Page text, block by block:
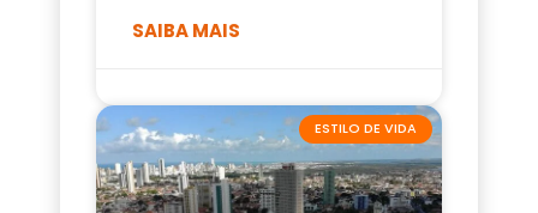
SAIBA MAIS
ESTILO DE VIDA